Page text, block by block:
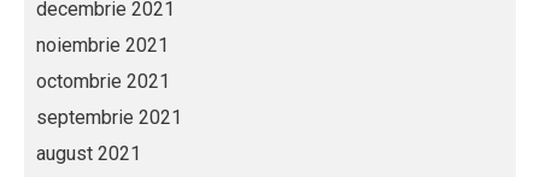
decembrie 2021
noiembrie 2021
octombrie 2021
septembrie 2021
august 2021